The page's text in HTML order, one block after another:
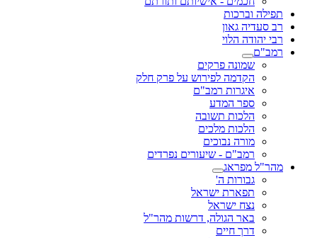
תפילה וברכות
רב סעדיה גאון
רבי יהודה הלוי
רמב"ם
שמונה פרקים
הקדמה לפירוש על פרק חלק
איגרות רמב"ם
ספר המדע
הלכות תשובה
הלכות מלכים
מורה נבוכים
רמב"ם - שיעורים נפרדים
מהר"ל מפראג
גבורות ה'
תפארת ישראל
נצח ישראל
באר הגולה, דרשות מהר"ל
דרך חיים